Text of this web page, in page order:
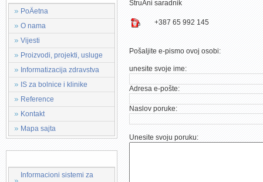
PoÄetna
O nama
Vijesti
Proizvodi, projekti, usluge
Informatizacija zdravstva
IS za bolnice i klinike
Reference
Kontakt
Mapa sajta
Informacioni sistemi za
StruÄni saradnik
+387 65 992 145
Pošaljite e-pismo ovoj osobi:
unesite svoje ime:
Adresa e-pošte:
Naslov poruke:
Unesite svoju poruku: